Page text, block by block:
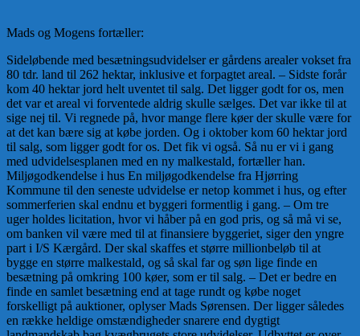
Mads og Mogens fortæller:
Sideløbende med besætningsudvidelser er gårdens arealer vokset fra
80 tdr. land til 262 hektar, inklusive et forpagtet areal. – Sidste forår
kom 40 hektar jord helt uventet til salg. Det ligger godt for os, men
det var et areal vi forventede aldrig skulle sælges. Det var ikke til at
sige nej til. Vi regnede på, hvor mange flere køer der skulle være for
at det kan bære sig at købe jorden. Og i oktober kom 60 hektar jord
til salg, som ligger godt for os. Det fik vi også. Så nu er vi i gang
med udvidelsesplanen med en ny malkestald, fortæller han.
Miljøgodkendelse i hus En miljøgodkendelse fra Hjørring
Kommune til den seneste udvidelse er netop kommet i hus, og efter
sommerferien skal endnu et byggeri formentlig i gang. – Om tre
uger holdes licitation, hvor vi håber på en god pris, og så må vi se,
om banken vil være med til at finansiere byggeriet, siger den yngre
part i I/S Kærgård. Der skal skaffes et større millionbeløb til at
bygge en større malkestald, og så skal far og søn lige finde en
besætning på omkring 100 køer, som er til salg. – Det er bedre en
finde en samlet besætning end at tage rundt og købe noget
forskelligt på auktioner, oplyser Mads Sørensen. Der ligger således
en række heldige omstændigheder snarere end dygtigt